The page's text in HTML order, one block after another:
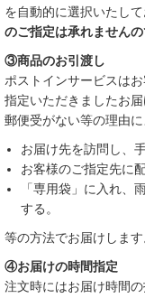
を自動的に選択いたして
のご指定は承れませんの
③商品のお引渡し
ポストインサービスは
指定いただきましたお
郵便受がない等の理由
お届け先を訪問し、
お客様のご指定先に
「専用袋」に入れ、
する。
等の方法でお届けします
④お届けの時間指定
注文時にはお届け時間